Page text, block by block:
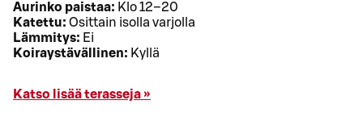
Aurinko paistaa: Klo 12–20
Katettu: Osittain isolla varjolla
Lämmitys: Ei
Koiraystävällinen: Kyllä
Katso lisää terasseja »